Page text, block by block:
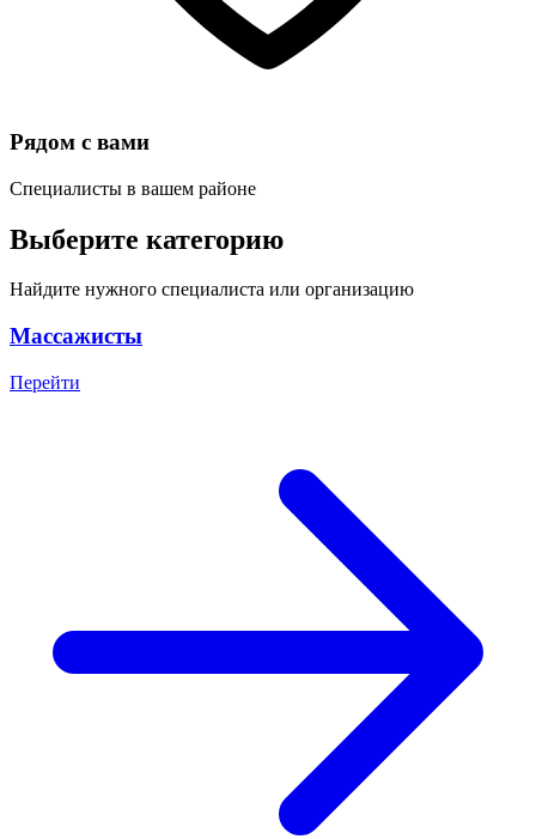
Рядом с вами
Специалисты в вашем районе
Выберите категорию
Найдите нужного специалиста или организацию
Массажисты
Перейти